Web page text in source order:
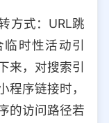
方式：URL跳
时性活动引
来，对搜索引
程序链接时，
的访问路径若